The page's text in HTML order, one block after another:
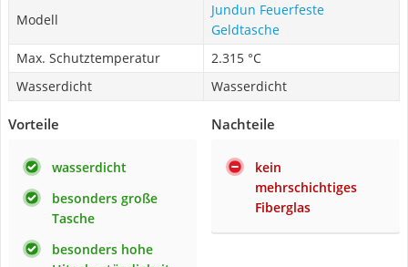
Modell
Jundun Feuerfeste
Geldtasche
Max. Schutztemperatur
2.315 °C
Wasserdicht
Wasserdicht
Vorteile
wasserdicht
besonders große
Tasche
besonders hohe
Nachteile
kein
mehrschichtiges
Fiberglas